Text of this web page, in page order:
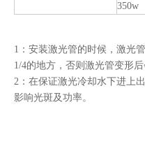
350w
1：安装激光管的时候，激光
1/4的地方，否则激光管变形后
2：在保证激光冷却水下进上
影响光斑及功率。